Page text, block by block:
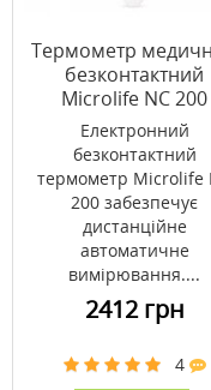
Термометр
безконтактний
Microlife NC 200
Електронний
безконтактний
термометр Microlife
200 забезпечує
дистанційне
автоматичне
вимірювання....
2412 грн
4